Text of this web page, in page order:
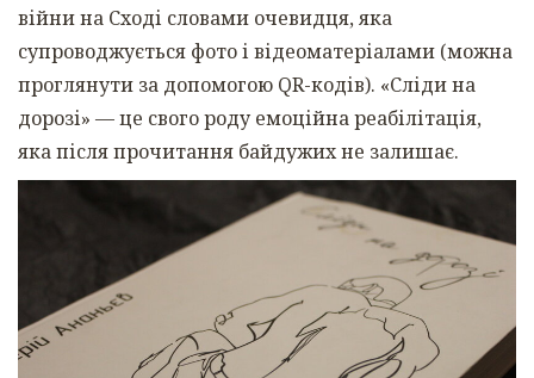
війни на Сході словами очевидця, яка
супроводжується фото і відеоматеріалами (можна
проглянути за допомогою QR-кодів). «Сліди на
дорозі» — це свого роду емоційна реабілітація,
яка після прочитання байдужих не залишає.